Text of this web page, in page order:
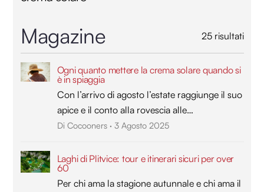
Magazine 25 risultati
Ogni quanto mettere la crema solare quando si
è in spiaggia
Con l’arrivo di agosto l’estate raggiunge il suo
apice e il conto alla rovescia alle…
Di Cocooners · 3 Agosto 2025
Laghi di Plitvice: tour e itinerari sicuri per over
60
Per chi ama la stagione autunnale e chi ama il